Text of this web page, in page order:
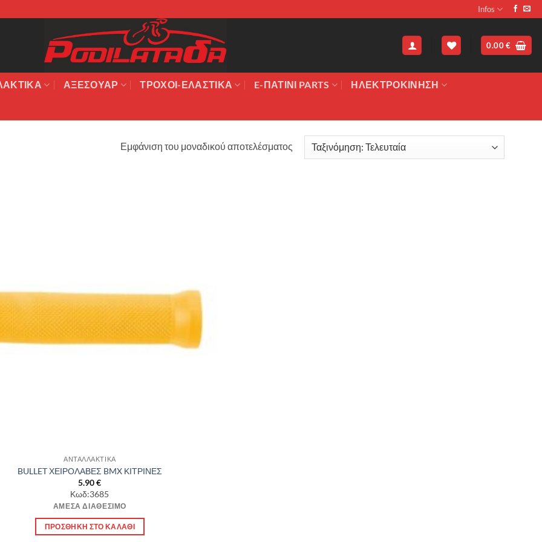
Infos
0.00€
ΑΞΕΣΟΥΆΡ ΤΡΟΧΟΙ-ΕΛΑΣΤΙΚΑ E-ΠΑΤΙΝΙ PARTS ΗΛΕΚΤΡΟΚΙΝΗΣΗ
Εμφάνιση του μοναδικού αποτελέσματος
ΑΝΤΑΛΛΑΚΤΙΚΑ
BULLET ΧΕΙΡΟΛΑΒΕΣ BMX ΚΙΤΡΙΝΕΣ
5.90€
Κωδ:3685
ΆΜΕΣΑ ΔΙΑΘΈΣΙΜΟ
ΠΡΟΣΘΉΚΗ ΣΤΟ ΚΑΛΆΘΙ